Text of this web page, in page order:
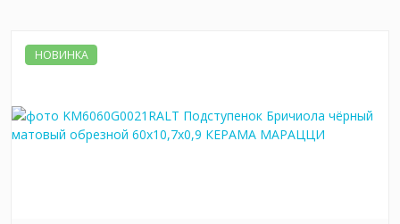
НОВИНКА